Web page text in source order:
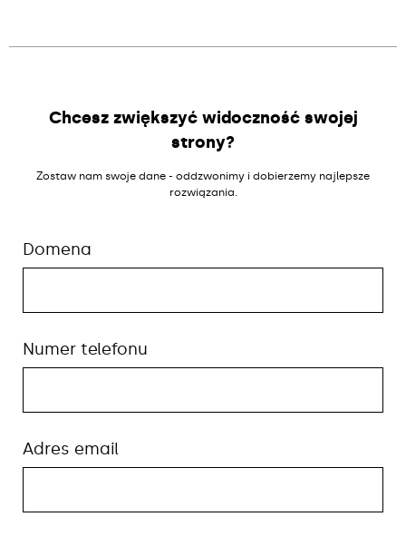
Chcesz zwiększyć widoczność swojej
strony?
Zostaw nam swoje dane - oddzwonimy i dobierzemy najlepsze
rozwiązania.
Domena
Numer telefonu
Adres email